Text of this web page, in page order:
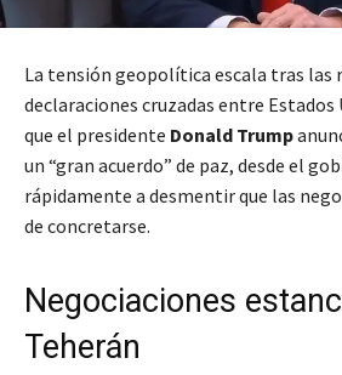
La tensión geopolítica escala tras las
declaraciones cruzadas entre Estados
que el presidente Donald Trump
un “gran acuerdo” de paz, desde el
rápidamente a desmentir que las
de concretarse.
Negociaciones
Teherán